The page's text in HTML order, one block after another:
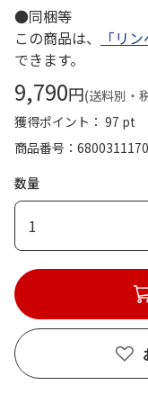
●同梱等
この商品は、
「リ
できます。
9,790円(送料別・
獲得ポイント： 97 pt
商品番号
6800311170
数量
1